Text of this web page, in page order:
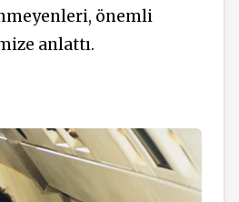
önemli
anlattı.